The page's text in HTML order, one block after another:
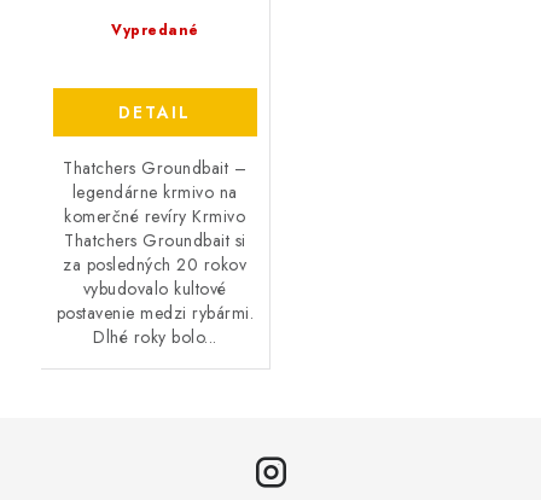
Vypredané
DETAIL
Thatchers Groundbait –
legendárne krmivo na
komerčné revíry Krmivo
Thatchers Groundbait si
za posledných 20 rokov
vybudovalo kultové
postavenie medzi rybármi.
Dlhé roky bolo...